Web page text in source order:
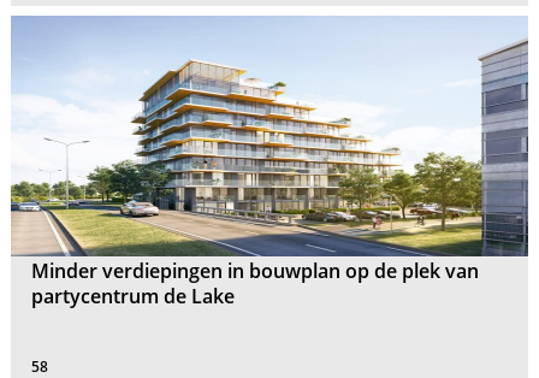
Minder verdiepingen in bouwplan op de plek van
partycentrum de Lake
58